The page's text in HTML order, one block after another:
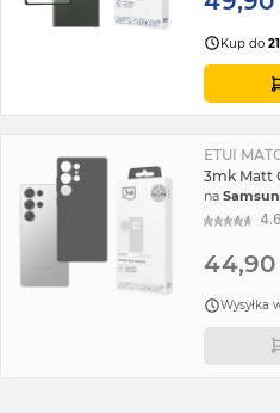
Kup do
ETUI
3mk Matt
na
44,90
Wysyłka